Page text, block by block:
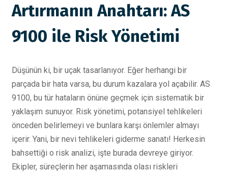
Artırmanın Anahtarı: AS
9100 ile Risk Yönetimi
Düşünün ki, bir uçak tasarlanıyor. Eğer herhangi bir
parçada bir hata varsa, bu durum kazalara yol açabilir. AS
9100, bu tür hataların önüne geçmek için sistematik bir
yaklaşım sunuyor. Risk yönetimi, potansiyel tehlikeleri
önceden belirlemeyi ve bunlara karşı önlemler almayı
içerir. Yani, bir nevi tehlikeleri giderme sanatı! Herkesin
bahsettiği o risk analizi, işte burada devreye giriyor.
Ekipler, süreçlerin her aşamasında olası riskleri